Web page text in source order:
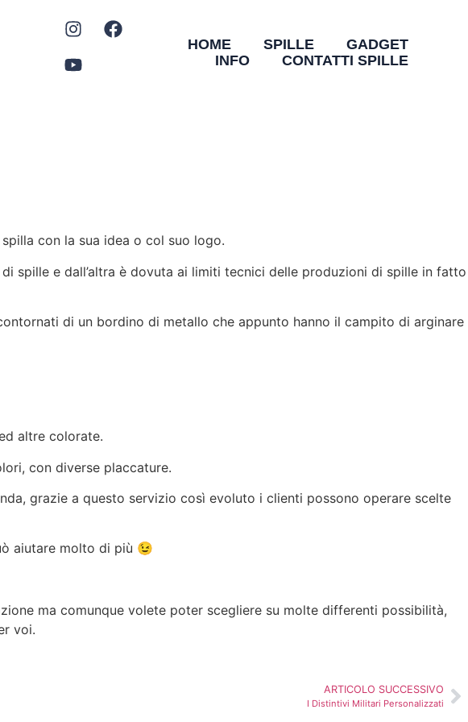
HOME SPILLE
GADGET
INFO
CONTATTI SPILLE
con la sua idea o col suo logo.
spille e dall’altra è dovuta ai limiti tecnici delle produzioni di spille in fatto
di un bordino di metallo che appunto hanno il campito di arginare
altre colorate.
con diverse placcature.
grazie a questo servizio così evoluto i clienti possono operare scelte
aiutare molto di più 😉
ma comunque volete poter scegliere su molte differenti possibilità,
voi.
ARTICOLO SUCCESSIVO
I Distintivi Militari Personalizzati